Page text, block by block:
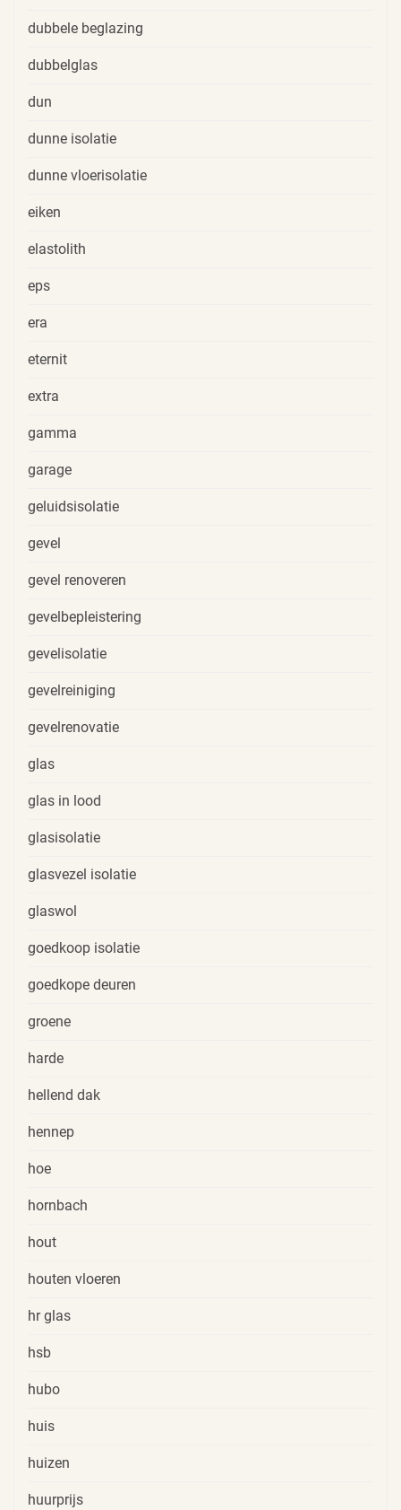
dubbele beglazing
dubbelglas
dun
dunne isolatie
dunne vloerisolatie
eiken
elastolith
eps
era
eternit
extra
gamma
garage
geluidsisolatie
gevel
gevel renoveren
gevelbepleistering
gevelisolatie
gevelreiniging
gevelrenovatie
glas
glas in lood
glasisolatie
glasvezel isolatie
glaswol
goedkoop isolatie
goedkope deuren
groene
harde
hellend dak
hennep
hoe
hornbach
hout
houten vloeren
hr glas
hsb
hubo
huis
huizen
huurprijs